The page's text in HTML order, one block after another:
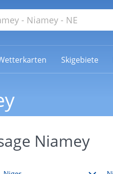
Skigebiete
Niamey